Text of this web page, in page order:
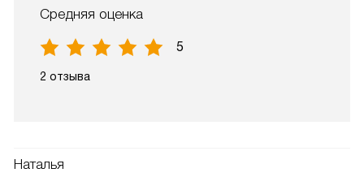
Средняя оценка
5
2 отзыва
Наталья